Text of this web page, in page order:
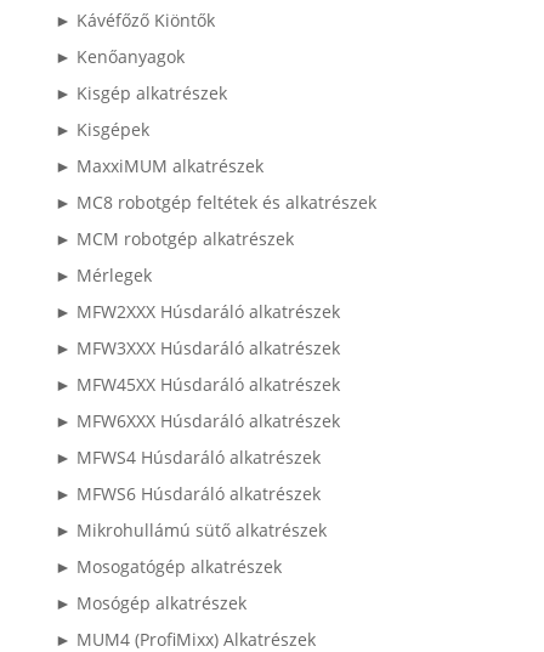
► Kávéfőző Kiöntők
► Kenőanyagok
► Kisgép alkatrészek
► Kisgépek
► MaxxiMUM alkatrészek
► MC8 robotgép feltétek és alkatrészek
► MCM robotgép alkatrészek
► Mérlegek
► MFW2XXX Húsdaráló alkatrészek
► MFW3XXX Húsdaráló alkatrészek
► MFW45XX Húsdaráló alkatrészek
► MFW6XXX Húsdaráló alkatrészek
► MFWS4 Húsdaráló alkatrészek
► MFWS6 Húsdaráló alkatrészek
► Mikrohullámú sütő alkatrészek
► Mosogatógép alkatrészek
► Mosógép alkatrészek
► MUM4 (ProfiMixx) Alkatrészek